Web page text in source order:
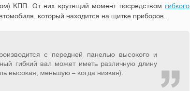
КПП. От них крутящий момент посредством гибкого
который находится на щитке приборов.
с передней панелью высокого и
гибкий вал может иметь различную длину
высокая, меньшую – когда низкая).